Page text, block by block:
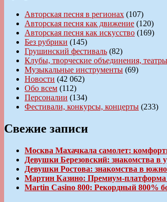
Авторская песня в регионах (107)
Авторская песня как движение (120)
Авторская песня как искусство (169)
Без рубрики (145)
Грушинский фестиваль (82)
Клубы, творческие объединения, театры
Музыкальные инструменты (69)
Новости (42 062)
Обо всем (112)
Персоналии (134)
Фестивали, конкурсы, концерты (233)
Свежие записи
Москва Махачкала самолет:
Девушки Березовский: знакомства
Девушки Ростова: знакомства в
Мартин Казино: Премиум-платформа
Martin Casino 800: Рекордный 800%